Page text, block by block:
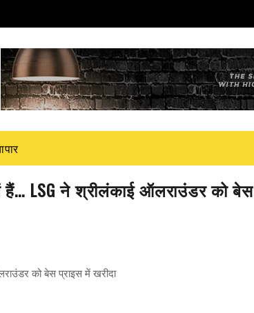
LSG ने श्रीलंकाई ऑलराउंडर को बेस
को बेस प्राइस में खरीदा